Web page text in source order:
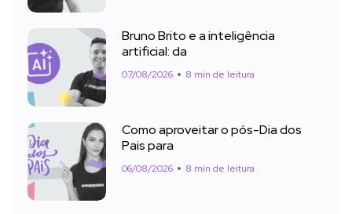
Bruno Brito e a inteligência
artificial: da
07/08/2026 8 min de leitura
Como aproveitar o pós-Dia dos
Pais para
06/08/2026 8 min de leitura